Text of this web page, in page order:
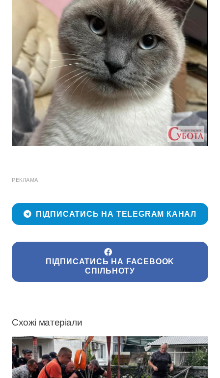
РЕКЛАМА
ПІДПИСАТИСЬ НА TELEGRAM КАНАЛ
ПІДПИСАТИСЬ НА FACEBOOK
СПІЛЬНОТУ
Схожі матеріали